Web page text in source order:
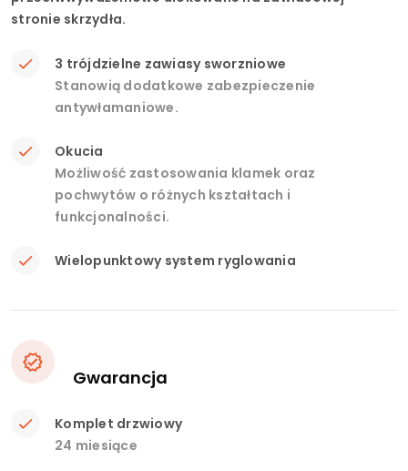
stronie skrzydła.
3 trójdzielne zawiasy sworzniowe
Stanowią dodatkowe zabezpieczenie
antywłamaniowe.
Okucia
Możliwość zastosowania klamek oraz
pochwytów o różnych kształtach i
funkcjonalności.
Wielopunktowy system ryglowania
Gwarancja
Komplet drzwiowy
24 miesiące